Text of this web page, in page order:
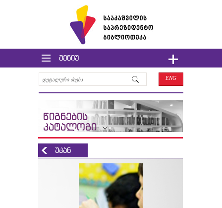
მენიუ
ENG
წიგნების
კატალოგი
უკან